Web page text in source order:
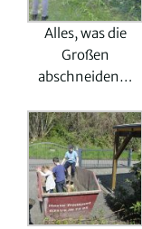
Alles, was die
Großen
abschneiden…